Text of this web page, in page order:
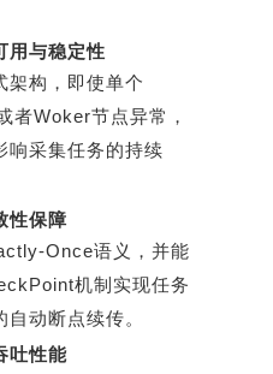
用与稳定性
架构，即使单个
者Woker节点异常，
响采集任务的持续
性保障
Once语义，并能
机制实现任务
自动断点续传。
吐性能